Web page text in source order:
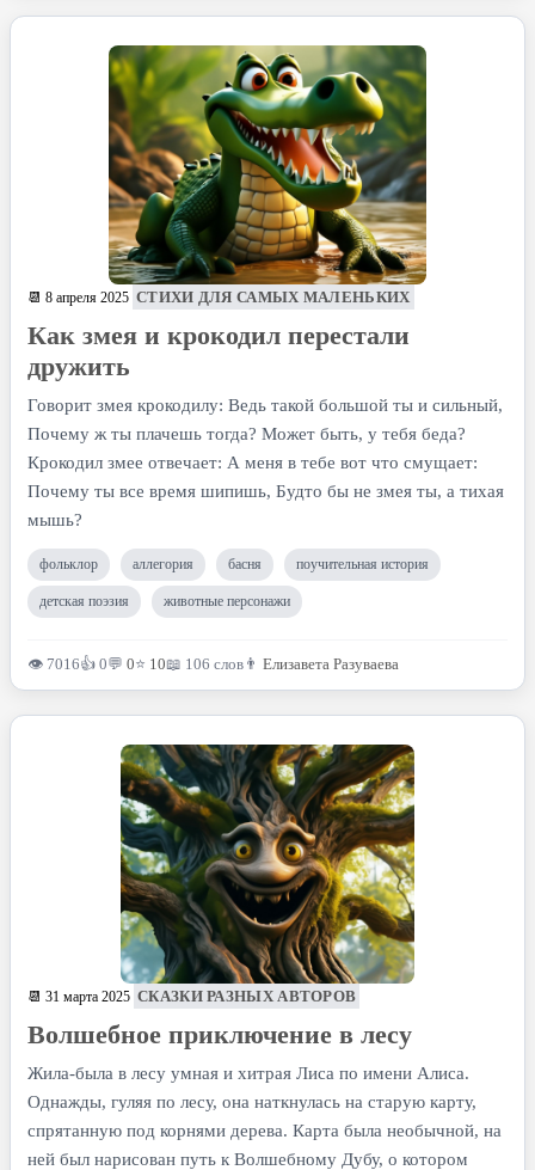
📆 8 апреля 2025 СТИХИ ДЛЯ САМЫХ МАЛЕНЬКИХ
Как змея и крокодил перестали
дружить
Говорит змея крокодилу: Ведь такой большой ты и сильный,
Почему ж ты плачешь тогда? Может быть, у тебя беда?
Крокодил змее отвечает: А меня в тебе вот что смущает:
Почему ты все время шипишь, Будто бы не змея ты, а тихая
мышь?
фольклор аллегория басня поучительная история
детская поэзия животные персонажи
👁 7016👍 0💬 0⭐ 10📖 106 слов 👨 Елизавета Разуваева
📆 31 марта 2025 СКАЗКИ РАЗНЫХ АВТОРОВ
Волшебное приключение в лесу
Жила-была в лесу умная и хитрая Лиса по имени Алиса.
Однажды, гуляя по лесу, она наткнулась на старую карту,
спрятанную под корнями дерева. Карта была необычной, на
ней был нарисован путь к Волшебному Дубу, о котором